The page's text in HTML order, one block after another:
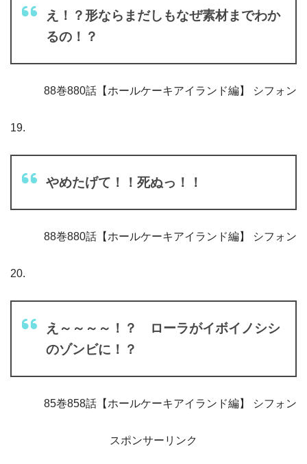
え！？形ならまだしもなぜ素材までわか
るの！？
88巻880話【ホールケーキアイランド編】 シフォン
19.
やめたげて！！死ぬっ！！
88巻880話【ホールケーキアイランド編】 シフォン
20.
え～～～～！？ ローラがイボイノシシ
のゾンビに！？
85巻858話【ホールケーキアイランド編】 シフォン
スポンサーリンク